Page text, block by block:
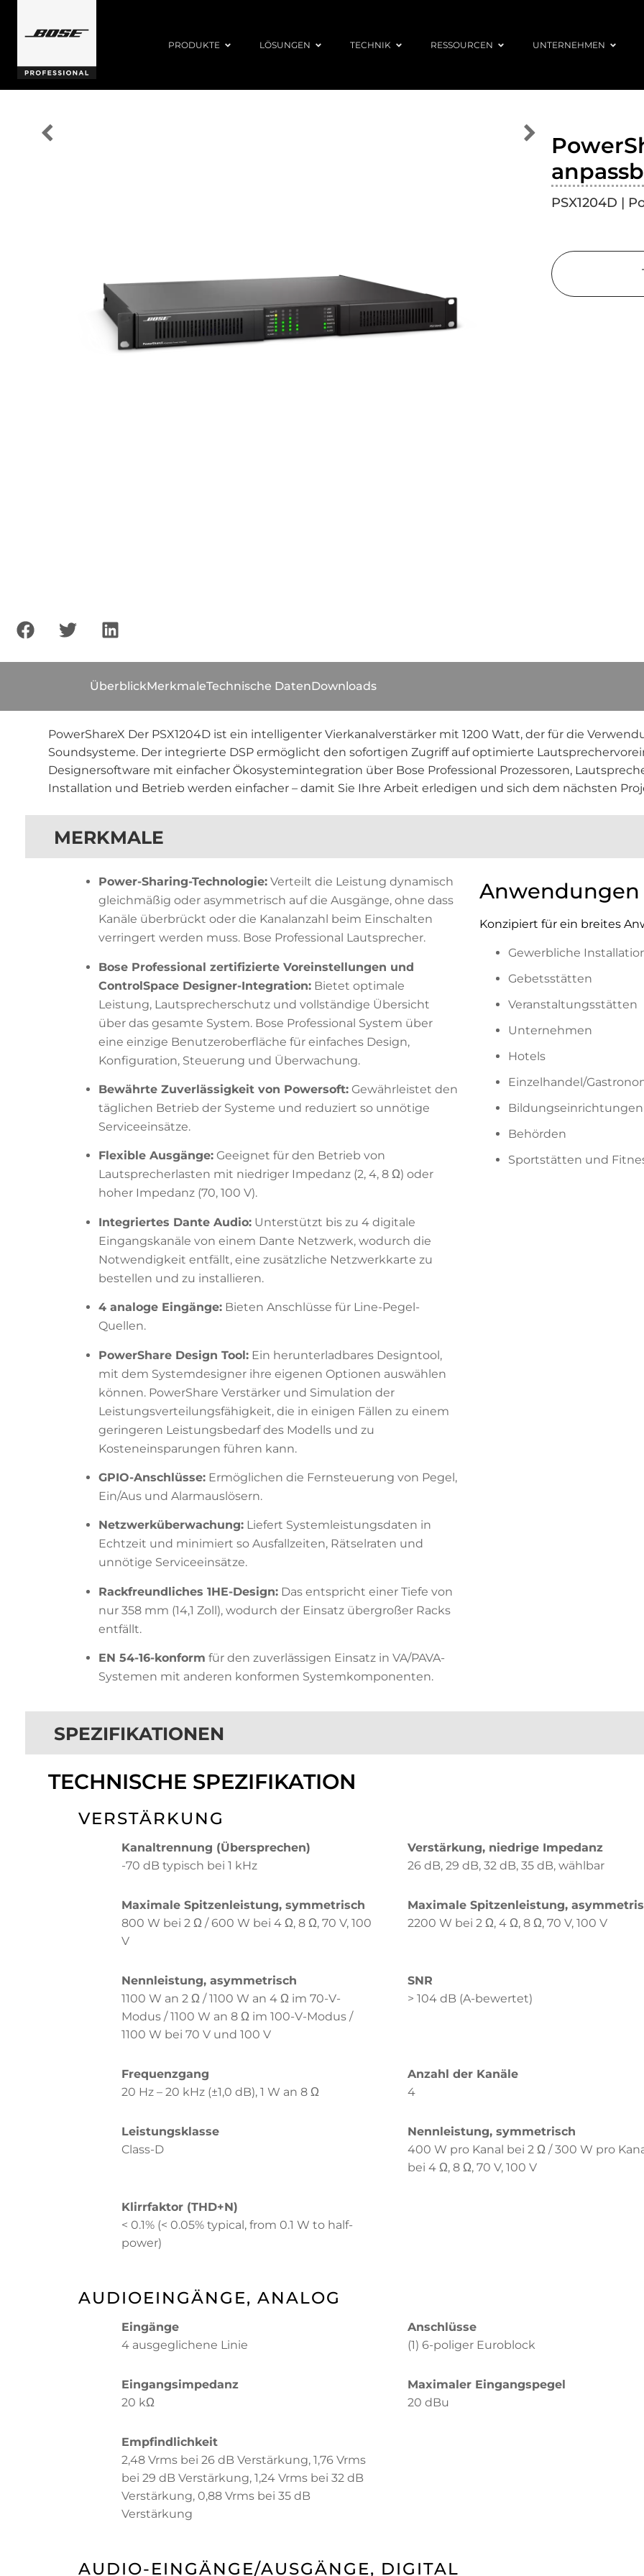
PRODUKTE LÖSUNGEN TECHNIK RESSOURCEN UNTERNEHMEN
PSX1204D |
ÜberblickMerkmaleTechnische DatenDownloads
PowerShareX Der PSX1204D ist ein intelligenter Vierkanalverstärker mit 1200 Watt, der für die
Soundsysteme. Der integrierte DSP ermöglicht den sofortigen Zugriff auf optimierte
Designersoftware mit einfacher Ökosystemintegration über Bose Professional Prozessoren,
Installation und Betrieb werden einfacher – damit Sie Ihre Arbeit erledigen und sich dem nächsten
MERKMALE
Power-Sharing-Technologie:Verteilt die Leistung dynamisch
gleichmäßig oder asymmetrisch auf die Ausgänge, ohne dass
Kanäle überbrückt oder die Kanalanzahl beim Einschalten
verringert werden muss. Bose Professional Lautsprecher.
Bose Professional zertifizierte Voreinstellungen und
ControlSpace Designer-Integration:Bietet optimale
Leistung, Lautsprecherschutz und vollständige Übersicht
über das gesamte System. Bose Professional System über
eine einzige Benutzeroberfläche für einfaches Design,
Konfiguration, Steuerung und Überwachung.
Bewährte Zuverlässigkeit von Powersoft:Gewährleistet den
täglichen Betrieb der Systeme und reduziert so unnötige
Serviceeinsätze.
Flexible Ausgänge:Geeignet für den Betrieb von
Lautsprecherlasten mit niedriger Impedanz (2, 4, 8 Ω) oder
hoher Impedanz (70, 100 V).
Integriertes Dante Audio:Unterstützt bis zu 4 digitale
Eingangskanäle von einem Dante Netzwerk, wodurch die
Notwendigkeit entfällt, eine zusätzliche Netzwerkkarte zu
bestellen und zu installieren.
4 analoge Eingänge:Bieten Anschlüsse für Line-Pegel-
Quellen.
PowerShare Design Tool:Ein herunterladbares Designtool,
mit dem Systemdesigner ihre eigenen Optionen auswählen
können. PowerShare Verstärker und Simulation der
Leistungsverteilungsfähigkeit, die in einigen Fällen zu einem
geringeren Leistungsbedarf des Modells und zu
Kosteneinsparungen führen kann.
GPIO-Anschlüsse:Ermöglichen die Fernsteuerung von Pegel,
Ein/Aus und Alarmauslösern.
Netzwerküberwachung:Liefert Systemleistungsdaten in
Echtzeit und minimiert so Ausfallzeiten, Rätselraten und
unnötige Serviceeinsätze.
Rackfreundliches 1HE-Design:Das entspricht einer Tiefe von
nur 358 mm (14,1 Zoll), wodurch der Einsatz übergroßer Racks
entfällt.
EN 54-16-konform für den zuverlässigen Einsatz in VA/PAVA-
Systemen mit anderen konformen Systemkomponenten.
Anwendungen
Konzipiert für ein breites
Gewerbliche
Gebetsstätten
Veranstaltungsstätten
Unternehmen
Hotels
Einzelhandel/
Bildungseinrichtungen
Behörden
Sportstätten und
SPEZIFIKATIONEN
TECHNISCHE SPEZIFIKATION
VERSTÄRKUNG
Kanaltrennung (Übersprechen)
-70 dB typisch bei 1 kHz
Verstärkung, niedrige Impedanz
26 dB, 29 dB, 32 dB, 35 dB, wählbar
Maximale Spitzenleistung, symmetrisch
800 W bei 2 Ω / 600 W bei 4 Ω, 8 Ω, 70 V, 100
V
Maximale Spitzenleistung,
2200 W bei 2 Ω, 4 Ω, 8 Ω, 70 V, 100 V
Nennleistung, asymmetrisch
1100 W an 2 Ω / 1100 W an 4 Ω im 70-V-
Modus / 1100 W an 8 Ω im 100-V-Modus /
1100 W bei 70 V und 100 V
SNR
> 104 dB (A-bewertet)
Frequenzgang
20 Hz – 20 kHz (±1,0 dB), 1 W an 8 Ω
Anzahl der Kanäle
4
Leistungsklasse
Class-D
Nennleistung, symmetrisch
400 W pro Kanal bei 2 Ω / 300 W pro
bei 4 Ω, 8 Ω, 70 V, 100 V
Klirrfaktor (THD+N)
< 0.1% (< 0.05% typical, from 0.1 W to half-
power)
AUDIOEINGÄNGE, ANALOG
Eingänge
4 ausgeglichene Linie
Anschlüsse
(1) 6-poliger Euroblock
Eingangsimpedanz
20 kΩ
Maximaler Eingangspegel
20 dBu
Empfindlichkeit
2,48 Vrms bei 26 dB Verstärkung, 1,76 Vrms
bei 29 dB Verstärkung, 1,24 Vrms bei 32 dB
Verstärkung, 0,88 Vrms bei 35 dB
Verstärkung
AUDIO-EINGÄNGE/AUSGÄNGE, DIGITAL